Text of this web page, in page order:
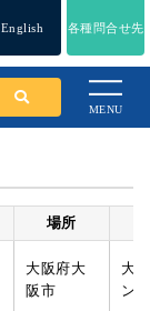
English 各種問合せ先
MENU
場所
大阪府大
阪市
大
ン